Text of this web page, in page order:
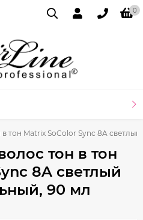
0
в тон Matrix SoColor Sync 8A
тон в тон
8A светлый
90 мл